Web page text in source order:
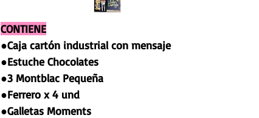
CONTIENE
●Caja cartón industrial con mensaje
●Estuche Chocolates
●3 Montblac Pequeña
●Ferrero x 4 und
●Galletas Moments